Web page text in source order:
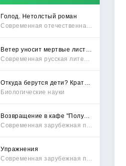
Голод. Нетолстый роман
Биологические науки
Упражнения